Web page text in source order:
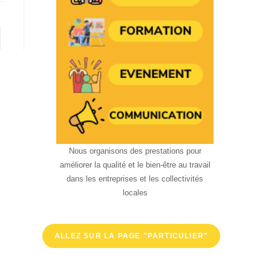
Nous organisons des prestations pour
améliorer la qualité et le bien-être au travail
dans les entreprises et les collectivités
locales
ALLEZ SUR LA PAGE "PARTICULIER"